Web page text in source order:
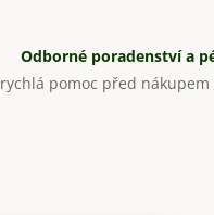
Odborné poradenství a
rychlá pomoc před nákupem